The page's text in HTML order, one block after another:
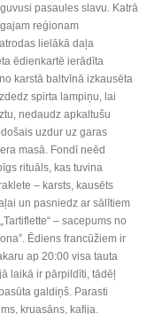
pasaules slavu. Katrā
reģionam
lielākā daļa
ēdienkartē ierādīta
karstā baltvīnā izkausēta
spirta lampiņu, lai
nedaudz apkaltušu
uzdur uz garas
masā. Fondī neēd
rituāls, kas tuvina
– karsts, kausēts
un pasniedz ar sālītiem
– sacepums no
Ēdiens francūžiem ir
ap 20:00 visa tauta
laikā ir pārpildīti, tādēļ
galdiņš. Parasti
kruasāns, kafija.